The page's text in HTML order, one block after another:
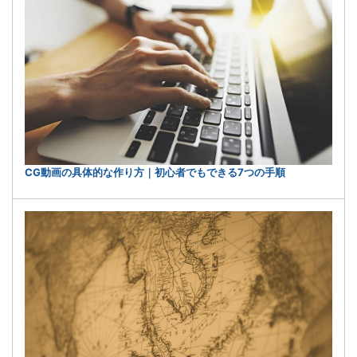
CG動画の具体的な作り方｜初心者でもできる7つの手順